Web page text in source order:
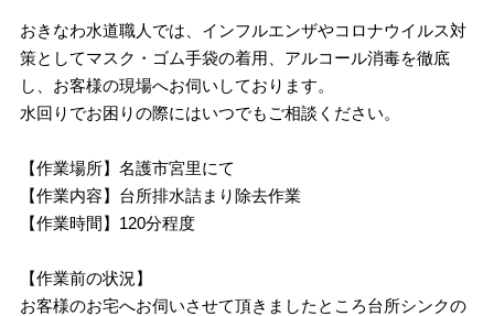
おきなわ水道職人では、インフルエンザやコロナウイルス対
策としてマスク・ゴム手袋の着用、アルコール消毒を徹底
し、お客様の現場へお伺いしております。
水回りでお困りの際にはいつでもご相談ください。
【作業場所】名護市宮里にて
【作業内容】台所排水詰まり除去作業
【作業時間】120分程度
【作業前の状況】
お客様のお宅へお伺いさせて頂きましたところ台所シンクの